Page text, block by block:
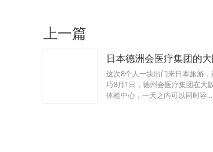
上一篇
日本德洲会医疗集团的
这次8个人一块出门来日本旅游
巧8月1日，德州会医疗集团在大
体检中心，一天之内可以同时容...